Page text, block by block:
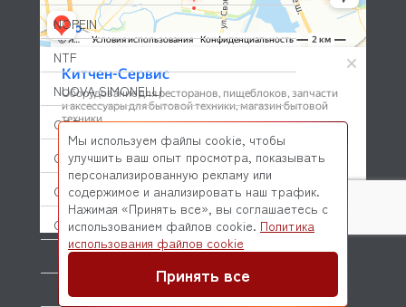
NOPEIN
NTF
NUOVA SIMONELLI
ODE
OEM
OLAB
OLIS
OLYMPIA
OMNIWASH
© 2026 Kitchen-Service.com Интернет-магазин запчастей
и оборудования профессиональной кухни
Мы используем файлы cookie, чтобы
улучшить ваш опыт просмотра, показывать
персонализированную рекламу или
содержимое и анализировать наш трафик.
Нажимая «Принять все», вы соглашаетесь с
использованием файлов cookie. Политика
использования файлов cookie
Принять все